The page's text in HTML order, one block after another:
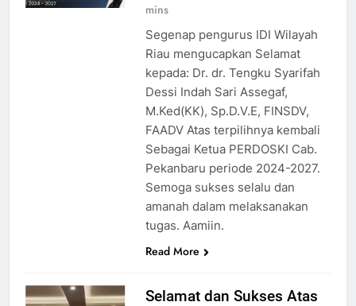
mins
Segenap pengurus IDI Wilayah
Riau mengucapkan Selamat
kepada: Dr. dr. Tengku Syarifah
Dessi Indah Sari Assegaf,
M.Ked(KK), Sp.D.V.E, FINSDV,
FAADV Atas terpilihnya kembali
Sebagai Ketua PERDOSKI Cab.
Pekanbaru periode 2024-2027.
Semoga sukses selalu dan
amanah dalam melaksanakan
tugas. Aamiin.
Read More
Selamat dan Sukses Atas